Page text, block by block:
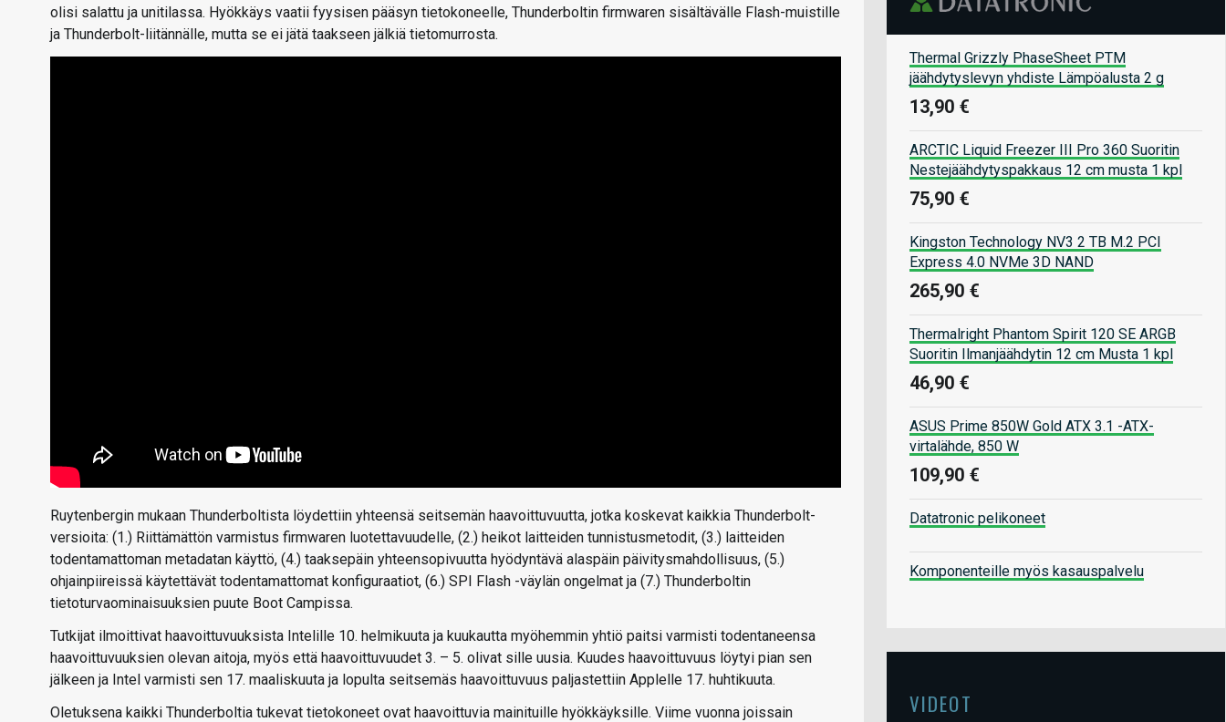
olisi salattu ja unitilassa. Hyökkäys vaatii fyysisen pääsyn tietokoneelle, Thunderboltin firmwaren sisältävälle Flash-muistille
ja Thunderbolt-liitännälle, mutta se ei jätä taakseen jälkiä tietomurrosta.
Ruytenbergin mukaan Thunderboltista löydettiin yhteensä seitsemän haavoittuvuutta, jotka koskevat kaikkia Thunderbolt-
versioita: (1.) Riittämättön varmistus firmwaren luotettavuudelle, (2.) heikot laitteiden tunnistusmetodit, (3.) laitteiden
todentamattoman metadatan käyttö, (4.) taaksepäin yhteensopivuutta hyödyntävä alaspäin päivitysmahdollisuus, (5.)
ohjainpiireissä käytettävät todentamattomat konfiguraatiot, (6.) SPI Flash -väylän ongelmat ja (7.) Thunderboltin
tietoturvaominaisuuksien puute Boot Campissa.
Tutkijat ilmoittivat haavoittuvuuksista Intelille 10. helmikuuta ja kuukautta myöhemmin yhtiö paitsi varmisti todentaneensa
haavoittuvuuksien olevan aitoja, myös että haavoittuvuudet 3. – 5. olivat sille uusia. Kuudes haavoittuvuus löytyi pian sen
jälkeen ja Intel varmisti sen 17. maaliskuuta ja lopulta seitsemäs haavoittuvuus paljastettiin Applelle 17. huhtikuuta.
Oletuksena kaikki Thunderboltia tukevat tietokoneet ovat haavoittuvia mainituille hyökkäyksille. Viime vuonna joissain
Thermal Grizzly PhaseSheet PTM
jäähdytyslevyn yhdiste Lämpöalusta 2 g
13,90 €
ARCTIC Liquid Freezer III Pro 360 Suoritin
Nestejäähdytyspakkaus 12 cm musta 1 kpl
75,90 €
Kingston Technology NV3 2 TB M.2 PCI
Express 4.0 NVMe 3D NAND
265,90 €
Thermalright Phantom Spirit 120 SE ARGB
Suoritin Ilmanjäähdytin 12 cm Musta 1 kpl
46,90 €
ASUS Prime 850W Gold ATX 3.1 -ATX-
virtalähde, 850 W
109,90 €
Datatronic pelikoneet
Komponenteille myös kasauspalvelu
VIDEOT